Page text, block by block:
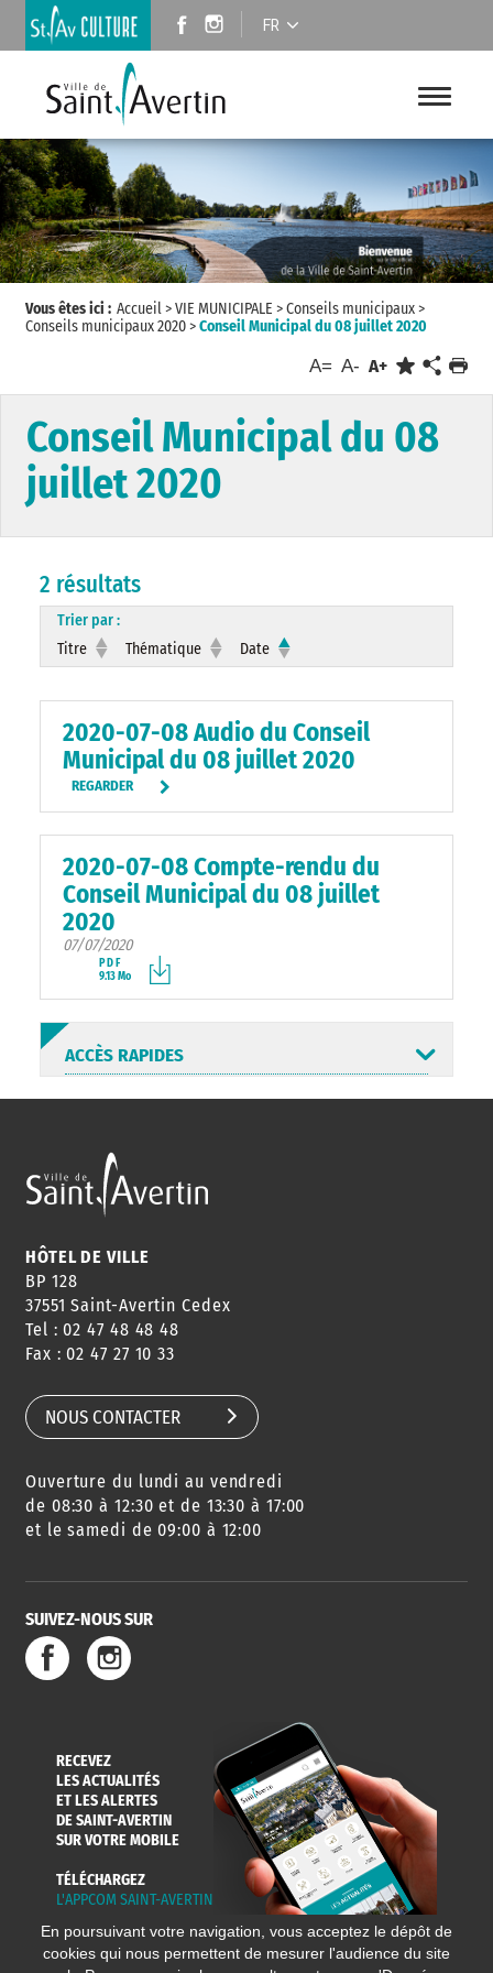
FR
Vous êtes ici : Accueil>VIE MUNICIPALE >Conseils municipaux>
Conseils municipaux 2020>Conseil Municipal du 08 juillet 2020
A= A- A+
Conseil Municipal du 08
juillet 2020
2 résultats
Trier par :
Titre
Thématique Date
2020-07-08 Audio du Conseil
Municipal du 08 juillet 2020
REGARDER
2020-07-08 Compte-rendu du
Conseil Municipal du 08 juillet
2020
07/07/2020
PDF
9.13 Mo
ACCÈS RAPIDES
ANNUAIRE
HORAIRES
CONSEILS
DE QUARTIER
AGENDA
DES SORTIES
URBANISME
SERVICE
DE L'EAU
HÔTEL DE VILLE
BP 128
37551 Saint-Avertin Cedex
Tel : 02 47 48 48 48
Fax : 02 47 27 10 33
NOUS CONTACTER
Ouverture du lundi au vendredi
de 08:30 à 12:30 et de 13:30 à 17:00
et le samedi de 09:00 à 12:00
SUIVEZ-NOUS SUR
RECEVEZ
LES ACTUALITÉS
ET LES ALERTES
DE SAINT-AVERTIN
SUR VOTRE MOBILE
TÉLÉCHARGEZ
L'APPCOM SAINT-AVERTIN
En poursuivant votre navigation, vous acceptez le dépôt de
cookies qui nous permettent de mesurer l'audience du site